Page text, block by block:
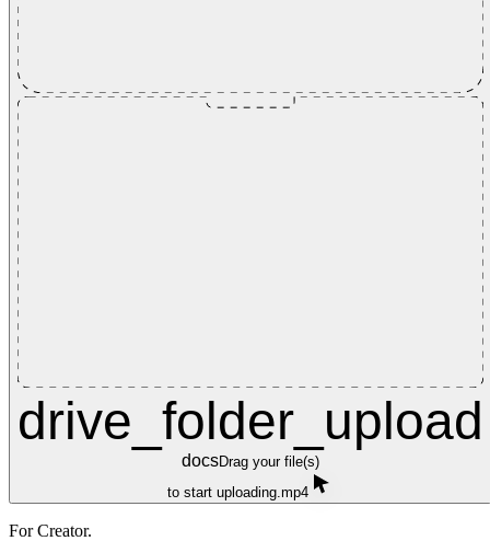
drive_folder_upload
docsDrag your file(s)
to start uploading.mp4
For Creator.